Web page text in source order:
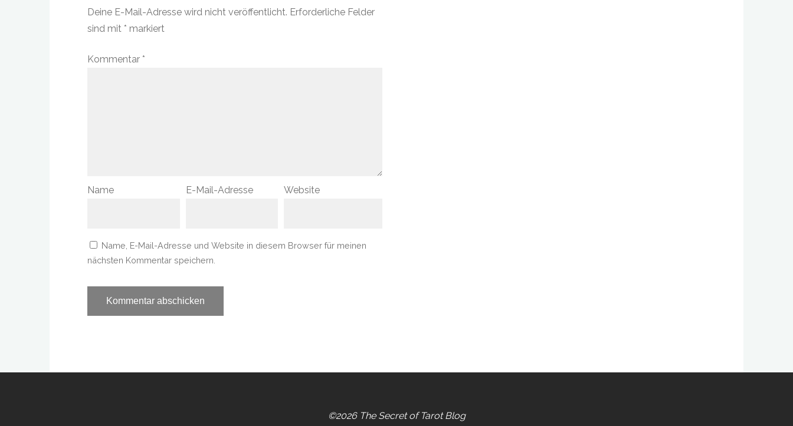
Deine E-Mail-Adresse wird nicht veröffentlicht. Erforderliche Felder
sind mit * markiert
Kommentar *
Name E-Mail-Adresse Website
Name, E-Mail-Adresse und Website in diesem Browser für meinen
nächsten Kommentar speichern.
©2026 The Secret of Tarot Blog